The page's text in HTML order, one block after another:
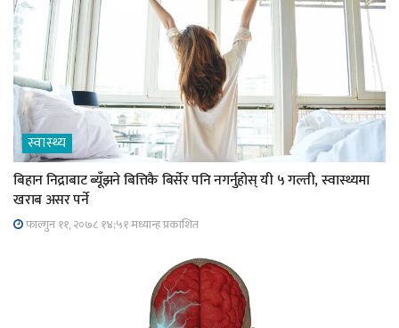
स्वास्थ्य
बिहान निद्राबाट ब्यूँझने बित्तिकै बिर्सेर पनि नगर्नुहोस् यी ५ गल्ती, स्वास्थ्यमा
खराब असर पर्ने
फाल्गुन ११, २०७८ १४;५१ मध्यान्ह प्रकाशित